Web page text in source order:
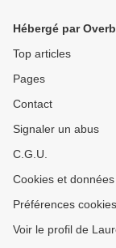
Hébergé par
Top articles
Pages
Contact
Signaler un abus
C.G.U.
Cookies et
Préférences cookies
Voir le profil de